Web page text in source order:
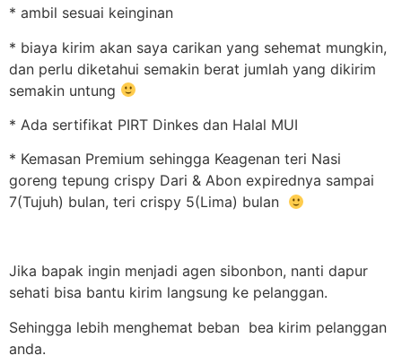
* ambil sesuai keinginan
* biaya kirim akan saya carikan yang sehemat mungkin,
dan perlu diketahui semakin berat jumlah yang dikirim
semakin untung
* Ada sertifikat PIRT Dinkes dan Halal MUI
* Kemasan Premium sehingga Keagenan teri Nasi
goreng tepung crispy Dari & Abon expirednya sampai
7(Tujuh) bulan, teri crispy 5(Lima) bulan
Jika bapak ingin menjadi agen sibonbon, nanti dapur
sehati bisa bantu kirim langsung ke pelanggan.
Sehingga lebih menghemat beban bea kirim pelanggan
anda.